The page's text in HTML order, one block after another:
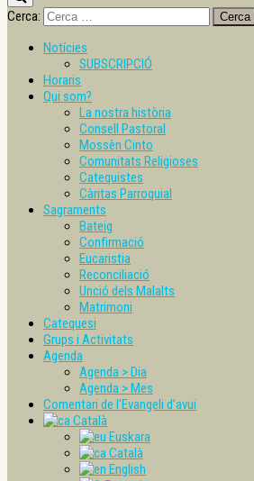
Cerca:
Notícies
SUBSCRIPCIÓ
Horaris
Qui som?
La nostra història
Consell Pastoral
Mossèn Cinto
Comunitats Religioses
Catequistes
Càritas Parroquial
Sagraments
Bateig
Confirmació
Eucaristia
Reconciliació
Unció dels Malalts
Matrimoni
Catequesi
Grups i Activitats
Agenda
Agenda > Dia
Agenda > Mes
Comentari de l’Evangeli d’avui
Català
Euskara
Català
English